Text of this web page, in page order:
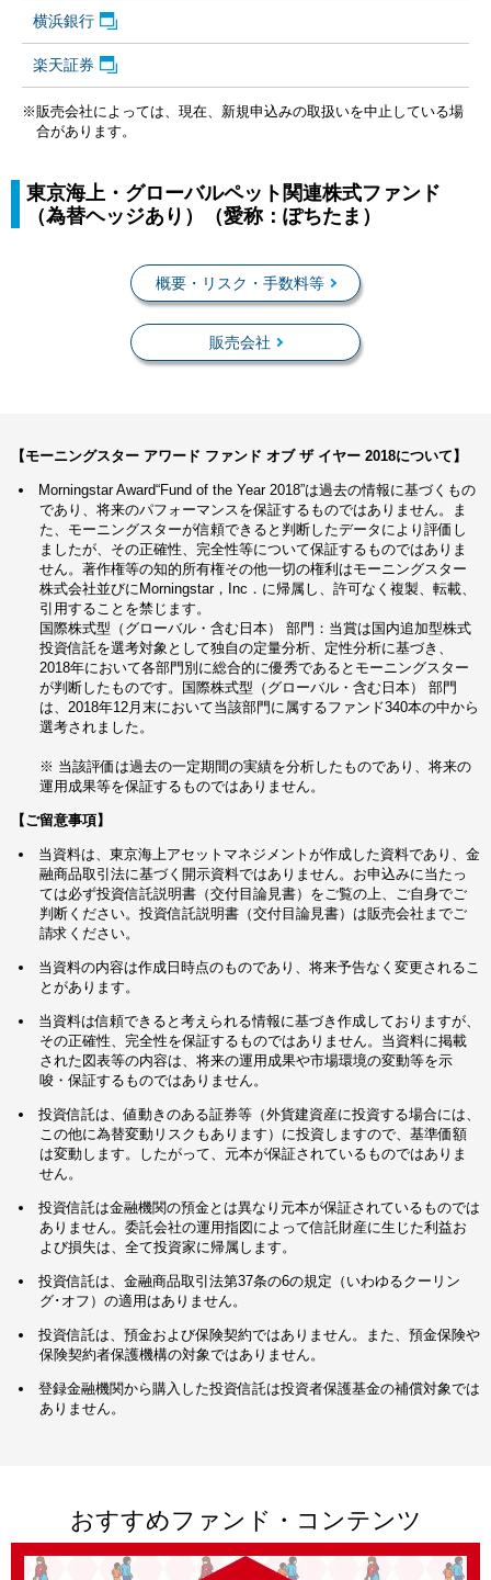
横浜銀行
楽天証券
※販売会社によっては、現在、新規申込みの取扱いを中止している場
合があります。
東京海上・グローバルペット関連株式ファンド
（為替ヘッジあり）（愛称：ぽちたま）
概要・リスク・手数料等
販売会社
【モーニングスター アワード ファンド オブ ザ イヤー 2018について】
Morningstar Award“Fund of the Year 2018”は過去の情報に基づくもの
であり、将来のパフォーマンスを保証するものではありません。ま
た、モーニングスターが信頼できると判断したデータにより評価し
ましたが、その正確性、完全性等について保証するものではありま
せん。著作権等の知的所有権その他一切の権利はモーニングスター
株式会社並びにMorningstar，Inc．に帰属し、許可なく複製、転載、
引用することを禁じます。
国際株式型（グローバル・含む日本） 部門：当賞は国内追加型株式
投資信託を選考対象として独自の定量分析、定性分析に基づき、
2018年において各部門別に総合的に優秀であるとモーニングスター
が判断したものです。国際株式型（グローバル・含む日本） 部門
は、2018年12月末において当該部門に属するファンド340本の中から
選考されました。
※ 当該評価は過去の一定期間の実績を分析したものであり、将来の
運用成果等を保証するものではありません。
【ご留意事項】
当資料は、東京海上アセットマネジメントが作成した資料であり、金
融商品取引法に基づく開示資料ではありません。お申込みに当たっ
ては必ず投資信託説明書（交付目論見書）をご覧の上、ご自身でご
判断ください。投資信託説明書（交付目論見書）は販売会社までご
請求ください。
当資料の内容は作成日時点のものであり、将来予告なく変更されるこ
とがあります。
当資料は信頼できると考えられる情報に基づき作成しておりますが、
その正確性、完全性を保証するものではありません。当資料に掲載
された図表等の内容は、将来の運用成果や市場環境の変動等を示
唆・保証するものではありません。
投資信託は、値動きのある証券等（外貨建資産に投資する場合には、
この他に為替変動リスクもあります）に投資しますので、基準価額
は変動します。したがって、元本が保証されているものではありま
せん。
投資信託は金融機関の預金とは異なり元本が保証されているものでは
ありません。委託会社の運用指図によって信託財産に生じた利益お
よび損失は、全て投資家に帰属します。
投資信託は、金融商品取引法第37条の6の規定（いわゆるクーリン
グ･オフ）の適用はありません。
投資信託は、預金および保険契約ではありません。また、預金保険や
保険契約者保護機構の対象ではありません。
登録金融機関から購入した投資信託は投資者保護基金の補償対象では
ありません。
おすすめファンド・コンテンツ